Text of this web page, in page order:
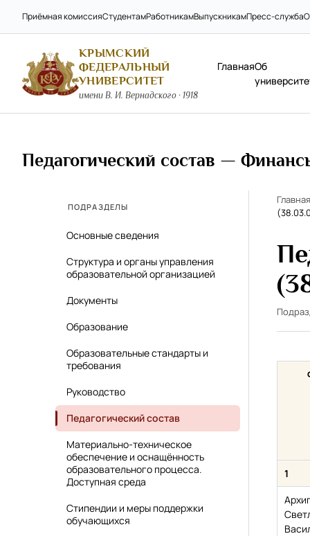
Приёмная комиссияСтудентамРаботникамВыпускникамПресс-служба
КРЫМСКИЙ
ФЕДЕРАЛЬНЫЙ
УНИВЕРСИТЕТ
имени В. И. Вернадского · 1918
ГлавнаяОб
Педагогический состав —
ПОДРАЗДЕЛЫ
Основные сведения
Структура и органы управления
образовательной организацией
Документы
Образование
Образовательные стандарты и
требования
Руководство
Педагогический состав
Материально-техническое
обеспечение и оснащённость
образовательного процесса.
Доступная среда
Стипендии и меры поддержки
обучающихся
Главная
1